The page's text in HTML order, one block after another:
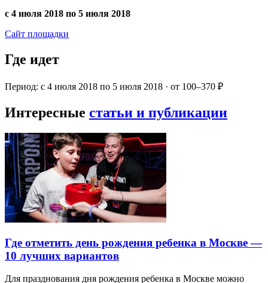
с 4 июля 2018 по 5 июля 2018
Сайт площадки
Где идет
Период: с 4 июля 2018 по 5 июля 2018 · от 100–370 ₽
Интересные статьи и публикации
Где отметить день рождения ребенка в Москве —
10 лучших вариантов
Для празднования дня рождения ребенка в Москве можно